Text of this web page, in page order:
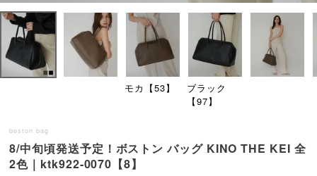
モカ【53】
ブラック
【97】
boston bag
8/中旬頃発送予定！ボストン バッグ KINO THE KEI 全
2色｜ktk922-0070【8】